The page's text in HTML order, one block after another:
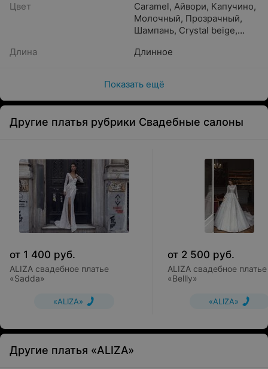
Цвет
Caramel, Айвори, Капучино,
Молочный, Прозрачный,
Шампань, Crystal beige,
Бронзовый
Жемчужный
Кремовый
Длина Длинное
Показать ещё
Другие платья рубрики Свадебные салоны
от 1 400 руб.
ALIZA свадебное платье
«Sadda»
«ALIZA»
от 2 500 руб.
ALIZA свадебное платье
«Bellly»
«ALIZA»
Другие платья «ALIZA»